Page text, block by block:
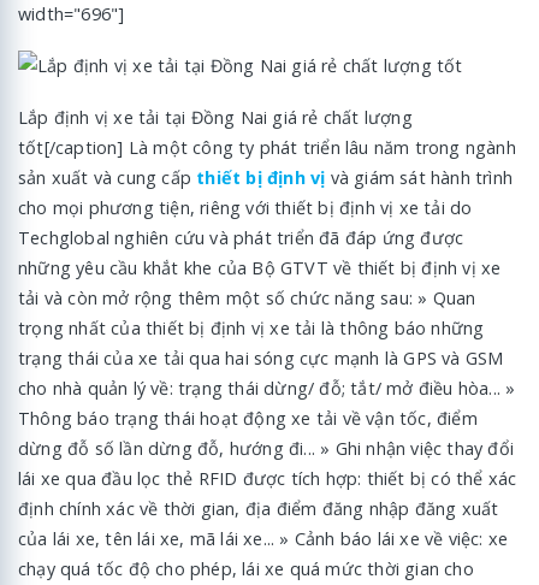
width="696"]
Lắp định vị xe tải tại Đồng Nai giá rẻ chất lượng
tốt[/caption] Là một công ty phát triển lâu năm trong ngành
sản xuất và cung cấp thiết bị định vị và giám sát hành trình
cho mọi phương tiện, riêng với thiết bị định vị xe tải do
Techglobal nghiên cứu và phát triển đã đáp ứng được
những yêu cầu khắt khe của Bộ GTVT về thiết bị định vị xe
tải và còn mở rộng thêm một số chức năng sau: » Quan
trọng nhất của thiết bị định vị xe tải là thông báo những
trạng thái của xe tải qua hai sóng cực mạnh là GPS và GSM
cho nhà quản lý về: trạng thái dừng/ đỗ; tắt/ mở điều hòa... »
Thông báo trạng thái hoạt động xe tải về vận tốc, điểm
dừng đỗ số lần dừng đỗ, hướng đi... » Ghi nhận việc thay đổi
lái xe qua đầu lọc thẻ RFID được tích hợp: thiết bị có thể xác
định chính xác về thời gian, địa điểm đăng nhập đăng xuất
của lái xe, tên lái xe, mã lái xe... » Cảnh báo lái xe về việc: xe
chạy quá tốc độ cho phép, lái xe quá mức thời gian cho